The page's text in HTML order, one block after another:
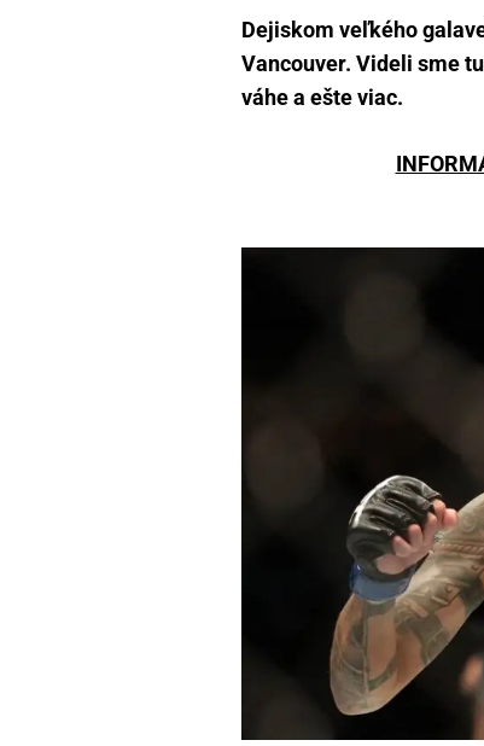
Dejiskom veľkého
Vancouver. Videli sme
váhe a ešte viac.